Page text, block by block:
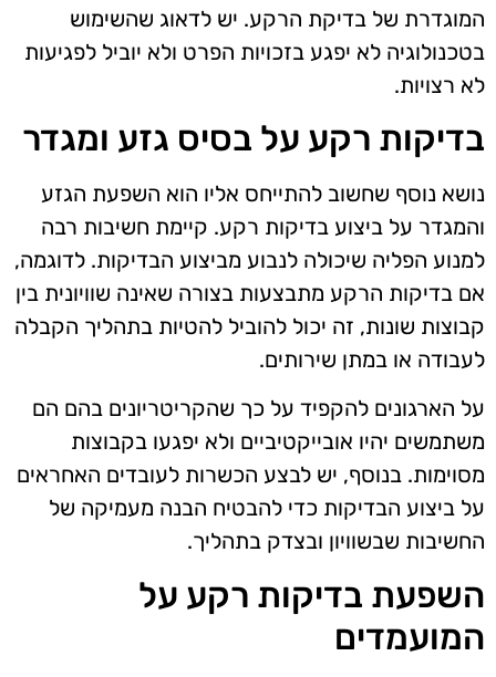
המוגדרת של בדיקת הרקע. יש לדאוג שהשימוש
בטכנולוגיה לא יפגע בזכויות הפרט ולא יוביל לפגיעות
לא רצויות.
בדיקות רקע על בסיס גזע ומגדר
נושא נוסף שחשוב להתייחס אליו הוא השפעת הגזע
והמגדר על ביצוע בדיקות רקע. קיימת חשיבות רבה
למנוע הפליה שיכולה לנבוע מביצוע הבדיקות. לדוגמה,
אם בדיקות הרקע מתבצעות בצורה שאינה שוויונית בין
קבוצות שונות, זה יכול להוביל להטיות בתהליך הקבלה
לעבודה או במתן שירותים.
על הארגונים להקפיד על כך שהקריטריונים בהם הם
משתמשים יהיו אובייקטיביים ולא יפגעו בקבוצות
מסוימות. בנוסף, יש לבצע הכשרות לעובדים האחראים
על ביצוע הבדיקות כדי להבטיח הבנה מעמיקה של
החשיבות שבשוויון ובצדק בתהליך.
השפעת בדיקות רקע על
המועמדים